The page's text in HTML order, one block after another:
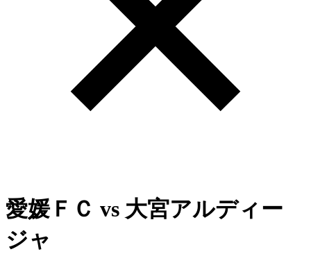
愛媛ＦＣ vs 大宮アルディー
ジャ